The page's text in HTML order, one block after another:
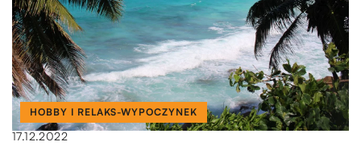
HOBBY I RELAKS-WYPOCZYNEK
17.12.2022